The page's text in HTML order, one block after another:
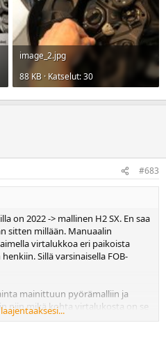
image_2.jpg
88 KB · Katselut: 30
#683
on 2022 -> mallinen H2 SX. En saa
sitten millään. Manuaalin
virtalukkoa eri paikoista
Sillä varsinaisella FOB-
mainittuun pyörämalliin ja
niin mikä kohta virtalukosta on se
epäilyttää onko tuo minun